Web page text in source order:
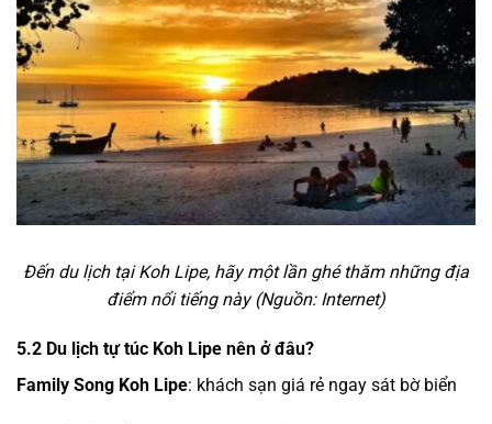
Đến du lịch tại Koh Lipe, hãy một lần ghé thăm những địa
điểm nổi tiếng này (Nguồn: Internet)
5.2 Du lịch tự túc Koh Lipe nên ở đâu?
Family Song Koh Lipe: khách sạn giá rẻ ngay sát bờ biển